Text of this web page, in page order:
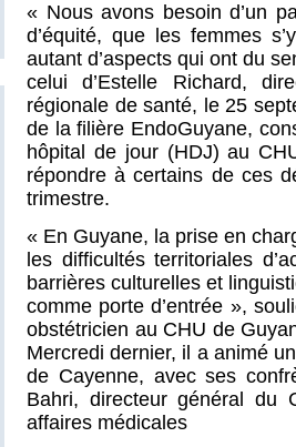
« Nous avons besoin d’un
d’équité, que les femmes
autant d’aspects qui ont du
celui d’Estelle Richard,
régionale de santé, le 25
de la filière EndoGuyane,
hôpital de jour (HDJ) au
répondre à certains de ces
trimestre.
« En Guyane, la prise en
les difficultés territoriales
barrières culturelles et
comme porte d’entrée »,
obstétricien au CHU de
Mercredi dernier, il a animé
de Cayenne, avec ses
Bahri, directeur général du
affaires médicales